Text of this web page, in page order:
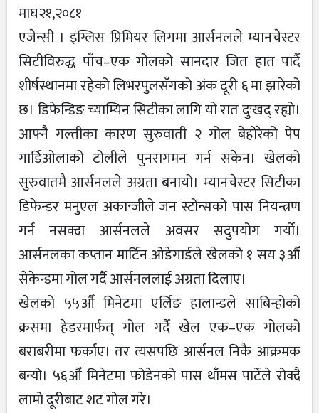
माघ२१,२०८१
एजेन्सी । इंग्लिस प्रिमियर लिगमा आर्सनलले म्यानचेस्टर
सिटीविरुद्ध पाँच–एक गोलको सानदार जित हात पार्दै
शीर्षस्थानमा रहेको लिभरपुलसँगको अंक दूरी ६ मा झारेको
छ। डिफेन्डिङ च्याम्यिन सिटीका लागि यो रात दुःखद् रह्यो।
आफ्नै गल्तीका कारण सुरुवाती २ गोल बेहोरेको पेप
गार्डिओलाको टोलीले पुनरागमन गर्न सकेन। खेलको
सुरुवातमै आर्सनलले अग्रता बनायो। म्यानचेस्टर सिटीका
डिफेन्डर मनुएल अकान्जीले जन स्टोन्सको पास नियन्त्रण
गर्न नसक्दा आर्सनलले अवसर सदुपयोग गर्यो।
आर्सनलका कप्तान मार्टिन ओडेगार्डले खेलको १ सय ३औँ
सेकेन्डमा गोल गर्दै आर्सनललाई अग्रता दिलाए।
खेलको ५५औँ मिनेटमा एर्लिङ हालान्डले साबिन्होको
क्रसमा हेडरमार्फत् गोल गर्दै खेल एक–एक गोलको
बराबरीमा फर्काए। तर त्यसपछि आर्सनल निकै आक्रमक
बन्यो। ५६औँ मिनेटमा फोडेनको पास थाँमस पार्टेले रोक्दै
लामो दूरीबाट शट गोल गरे।